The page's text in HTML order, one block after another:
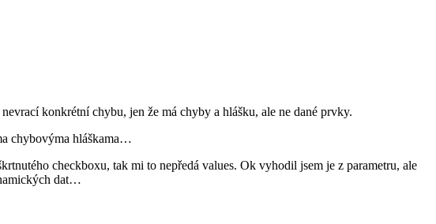
konkrétní chybu, jen že má chyby a hlášku, ale ne dané prvky.
chybovýma hláškama…
checkboxu, tak mi to nepředá values. Ok vyhodil jsem je z parametru, ale
dat…